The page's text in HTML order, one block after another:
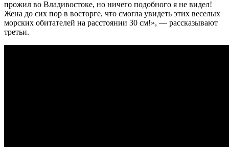
прожил во Владивостоке, но ничего подобного я не видел!
Жена до сих пор в восторге, что смогла увидеть этих веселых
морских обитателей на расстоянии 30 см!», — рассказывают
третьи.